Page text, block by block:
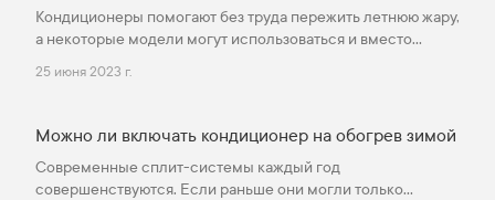
Кондиционеры помогают без труда пережить летнюю жару,
а некоторые модели могут использоваться и вместо
соединенных трубками. Такая техника проста в
эксплуатации и позволяет быстро скорректировать
температуру в помещении.
25 июня 2023 г.
Можно ли включать кондиционер на обогрев зимой
Современные сплит-системы каждый год
совершенствуются. Если раньше они могли только